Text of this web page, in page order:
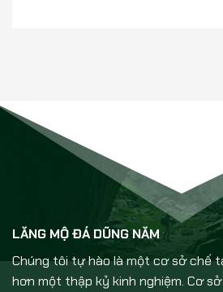
LĂNG MỘ ĐÁ DŨNG NĂM
Chúng tôi tự hào là một cơ sở chế
hơn một thập kỷ kinh nghiệm. Cơ